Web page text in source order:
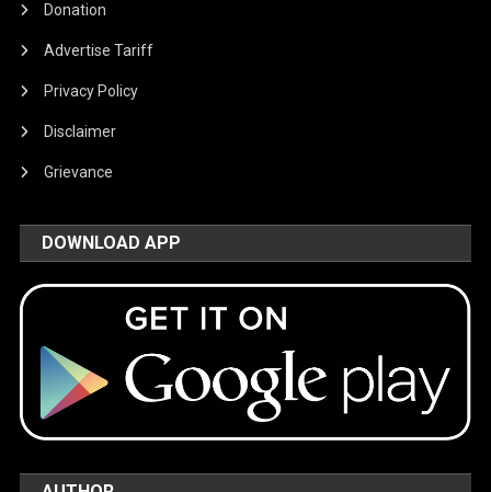
Donation
Advertise Tariff
Privacy Policy
Disclaimer
Grievance
DOWNLOAD APP